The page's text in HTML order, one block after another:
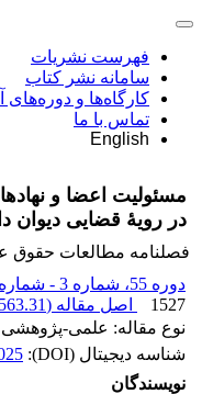
فهرست نشریات
سامانه نشر کتاب
کارگاه‌ها و
تماس با ما
English
مسئولیت اعضا و
در رویۀ قضایی دیوان
فصلنامه مطالعات حقوق
دوره 55، شماره 3 - شماره پیاپی 43
1527
اصل مقاله (563.31 K
نوع مقاله: علمی-پژوهشی
شناسه دیجیتال (DOI):
نویسندگان